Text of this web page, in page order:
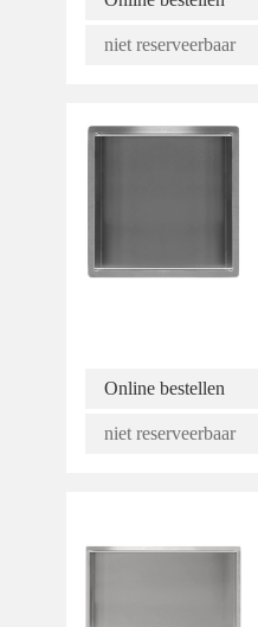
niet reserveerbaar
Online bestellen
niet reserveerbaar